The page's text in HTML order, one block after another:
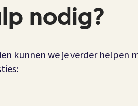
nodig?
kunnen we je verder helpen